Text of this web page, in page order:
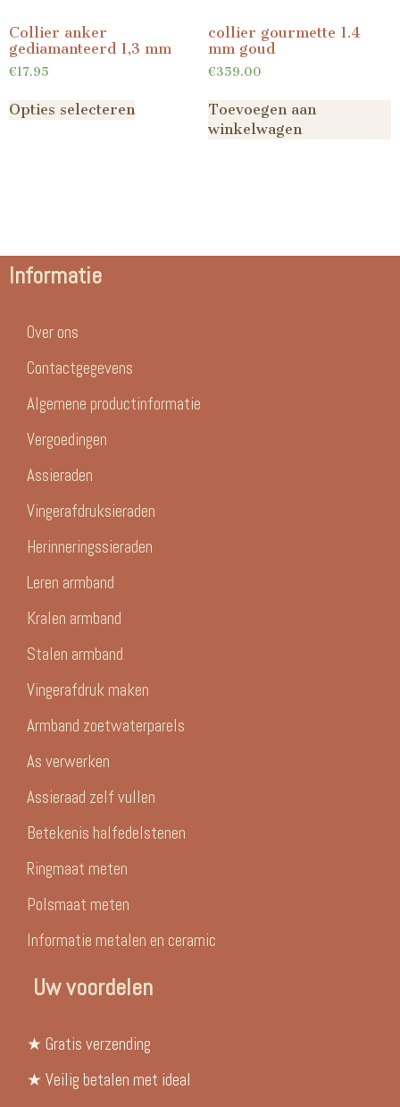
Collier anker
gediamanteerd 1,3 mm
€17.95
Opties selecteren
collier gourmette 1.4
mm goud
€359.00
Toevoegen aan
winkelwagen
Informatie
Over ons
Contactgegevens
Algemene productinformatie
Vergoedingen
Assieraden
Vingerafdruksieraden
Herinneringssieraden
Leren armband
Kralen armband
Stalen armband
Vingerafdruk maken
Armband zoetwaterparels
As verwerken
Assieraad zelf vullen
Betekenis halfedelstenen
Ringmaat meten
Polsmaat meten
Informatie metalen en ceramic
Uw voordelen
★ Gratis verzending
★ Veilig betalen met ideal